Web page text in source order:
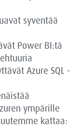
syventää
Power BI:tä
Azure SQL -
ympärille
kattaa: